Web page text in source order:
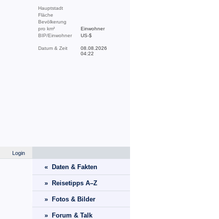
Hauptstadt
Fläche
Bevölkerung
pro km²
Einwohner
BIP/Einwohner
US-$
Datum & Zeit
08.08.2026
04:22
Login
« Daten & Fakten
» Reisetipps A–Z
» Fotos & Bilder
» Forum & Talk